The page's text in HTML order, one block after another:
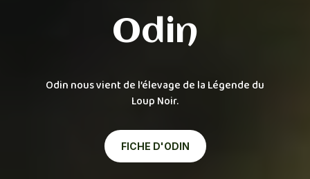
Odin
Odin nous vient de l’élevage de la Légende du
Loup Noir.
FICHE D'ODIN